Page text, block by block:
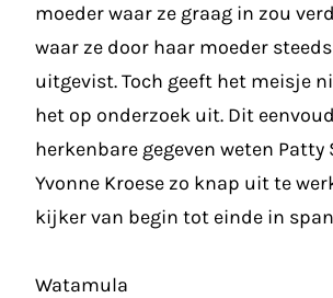
moeder waar ze graag in zou
waar ze door haar moeder
uitgevist. Toch geeft het meisje
het op onderzoek uit. Dit
herkenbare gegeven weten Patty
Yvonne Kroese zo knap uit te
kijker van begin tot einde in
Watamula